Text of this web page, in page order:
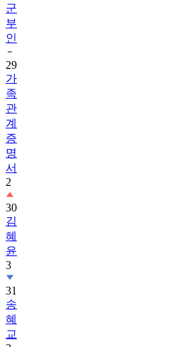
군
부
인
29
가
족
관
계
증
명
서
2
30
김
혜
윤
3
31
송
혜
교